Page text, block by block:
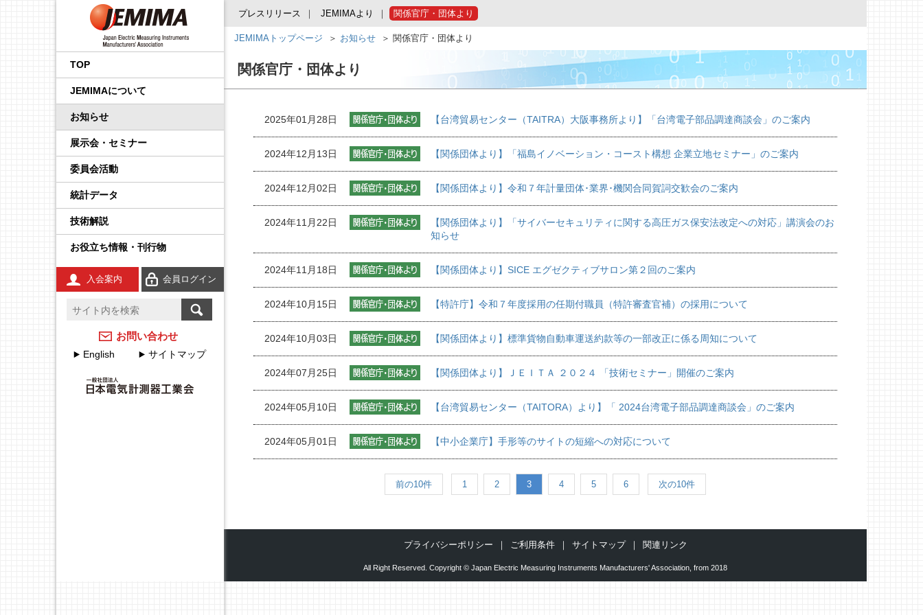
TOP
JEMIMAについて
会長挨拶
事業内容
国内外規制動向調査事業
国際標準化推進事業
技術開発テーマの探索事
広報事業
セミナー事業
会員一覧
品目から探す
役員一覧
定款・財務情報
ト
JEMIMA会報
アクセスマップ
後援・協賛の申請
JEMIMA会報への広告掲
載
JEMIMA主要行事（会員
お知らせ
プレスリリース
JEMIMAより
展示会・セミナー
展示会
セミナー・講演会
委員会活動
企画運営会議
IoT イノベーション推進委
基本機能部会
調査・統計委員会
広報委員会
IIFES推進WG
計測展 OSAKA 実行委員
会
製品安全・EMC委員会
輸出管理委員会
資材調達委員会
環境グリーン委員会
政策課題部会
エネルギー・イノベーシ
先端技術調査委員会
産業計測機器・システム
製品別部会
校正事業委員会
防爆計測委員会
電力量計委員会
電子測定器委員会
温度計測委員会
統計データ
技術解説
プロセス計測制御機器の
FA計測制御機器の技術解
説
電子応用計測ガイド
環境計測器の技術解説
放射線計測ガイド
工業用無線
安全計装システム（SIS）
温度計測のFAQ
お役立ち情報・刊行物
学生の皆さんへ
コンシェルジュ
JEMIMAのSDGsビジョン
刊行物
工業会規格
調査報告書
JCSSコーナー
JCSS（トレーサビリティ
JCSS（ISO/IEC 17025認
定）
よくある質問
登録事業者検索
JCSSに関する刊行物
JCSSリンク
JCSS連絡会のご案内
計測器メーカーのJCSS校
JEMIMAのJCSSの取組
JEMIMA JCSS校正サービ
IEC規格ドラフトの審議情
IEC概要
IEC TC一覧／IEC用語
動
入会案内
会員ログイン
お問い合わせ
English サイトマップ
プレスリリース JEMIMAより 関係官庁・団体より
JEMIMAトップページ お知らせ 関係官庁・団体より
関係官庁・団体より
2025年01月28日 【台湾貿易センター（TAITRA）大阪事務所より】「台湾電子部品調達商談会」のご案内
2024年12月13日 【関係団体より】「福島イノベーション・コースト構想 企業立地セミナー」のご案内
2024年12月02日 【関係団体より】令和７年計量団体･業界･機関合同賀詞交歓会のご案内
2024年11月22日
【関係団体より】「サイバーセキュリティに関する高圧ガス保安法改定への対応」講演会のお
知らせ
2024年11月18日 【関係団体より】SICE エグゼクティブサロン第２回のご案内
2024年10月15日 【特許庁】令和７年度採用の任期付職員（特許審査官補）の採用について
2024年10月03日 【関係団体より】標準貨物自動車運送約款等の一部改正に係る周知について
2024年07月25日 【関係団体より】ＪＥＩＴＡ ２０２４ 「技術セミナー」開催のご案内
2024年05月10日 【台湾貿易センター（TAITORA）より】「 2024台湾電子部品調達商談会」のご案内
2024年05月01日 【中小企業庁】手形等のサイトの短縮への対応について
前の10件 1 2 3 4 5 6 次の10件
プライバシーポリシー ご利用条件 サイトマップ 関連リンク
All Right Reserved. Copyright © Japan Electric Measuring Instruments Manufacturers' Association, from 2018